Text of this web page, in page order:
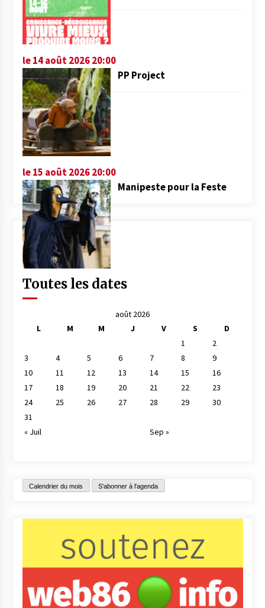
le 14 août 2026 20:00
PP Project
le 15 août 2026 20:00
Manipeste pour la Feste
Toutes les dates
août 2026
L
M M J V S
D
1
2
3
4 5 6 7 8
9
10
11 12 13 14 15
16
17
18 19 20 21 22
23
24
25 26 27 28 29
30
31
« Juil
Sep »
Calendrier du mois S'abonner à l'agenda